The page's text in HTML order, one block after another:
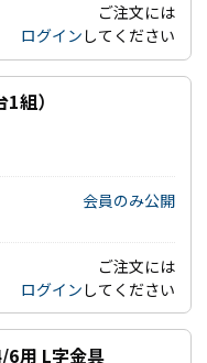
ご注文には
ログイン してください
組）
会員のみ公開
ご注文には
ログイン してください
6用 L字金具